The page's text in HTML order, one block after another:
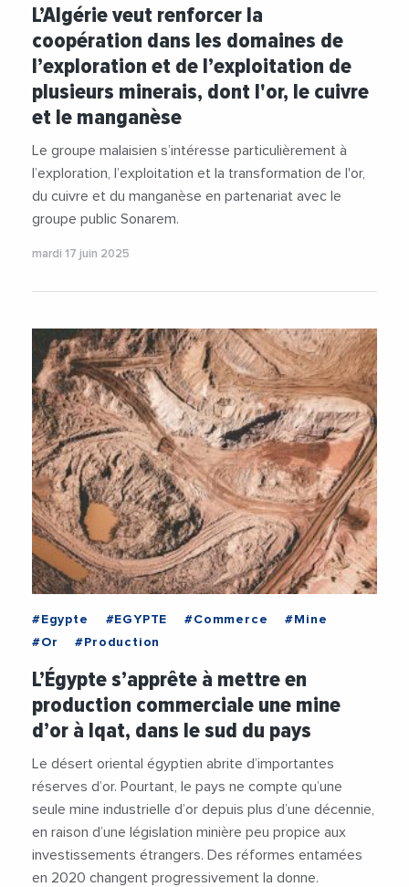
L’Algérie veut renforcer la
coopération dans les domaines de
l’exploration et de l’exploitation de
plusieurs minerais, dont l'or, le cuivre
et le manganèse
Le groupe malaisien s’intéresse particulièrement à
l’exploration, l’exploitation et la transformation de l'or,
du cuivre et du manganèse en partenariat avec le
groupe public Sonarem.
mardi 17 juin 2025
#Egypte #EGYPTE #Commerce
#Mine
#Or
#Production
L’Égypte s’apprête à mettre en
production commerciale une mine
d’or à Iqat, dans le sud du pays
Le désert oriental égyptien abrite d’importantes
réserves d’or. Pourtant, le pays ne compte qu’une
seule mine industrielle d’or depuis plus d’une décennie,
en raison d’une législation minière peu propice aux
investissements étrangers. Des réformes entamées
en 2020 changent progressivement la donne.